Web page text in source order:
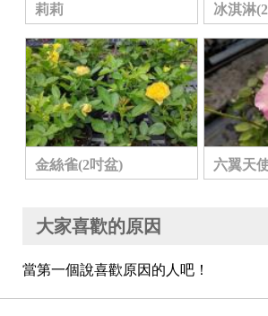
莉莉 冰淇淋
金絲雀(2吋盆) 六翼天
大家喜歡的原因
當第一個說喜歡原因的人吧！